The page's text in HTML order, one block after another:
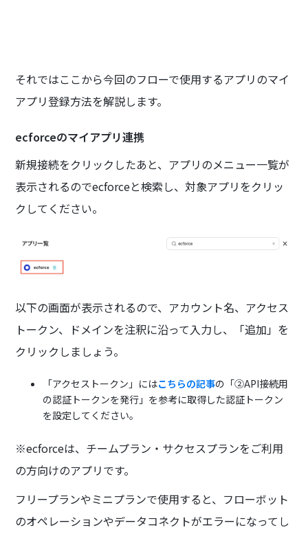
それではここから今回のフローで使用するアプリのマイ
アプリ登録方法を解説します。
ecforceのマイアプリ連携
新規接続をクリックしたあと、アプリのメニュー一覧が
表示されるのでecforceと検索し、対象アプリをクリッ
クしてください。
以下の画面が表示されるので、アカウント名、アクセス
トークン、ドメインを注釈に沿って入力し、「追加」を
クリックしましょう。
「アクセストークン」にはこちらの記事の「②API接続用
の認証トークンを発行」を参考に取得した認証トークン
を設定してください。
※ecforceは、チームプラン・サクセスプランをご利用
の方向けのアプリです。
フリープランやミニプランで使用すると、フローボット
のオペレーションやデータコネクトがエラーになってし